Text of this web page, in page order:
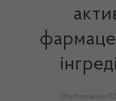
Опубліковано